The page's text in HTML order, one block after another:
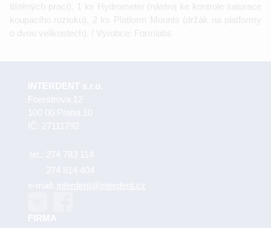
tištěných prací), 1 ks Hydrometer (nástroj ke kontrole saturace
koupacího roztoku), 2 ks Platform Mounts (držák na platformy
o dvou velikostech). / Výrobce: Formlabs